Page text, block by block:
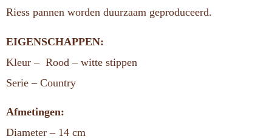
Riess pannen worden duurzaam geproduceerd.
EIGENSCHAPPEN:
Kleur – Rood – witte stippen
Serie – Country
Afmetingen:
Diameter – 14 cm